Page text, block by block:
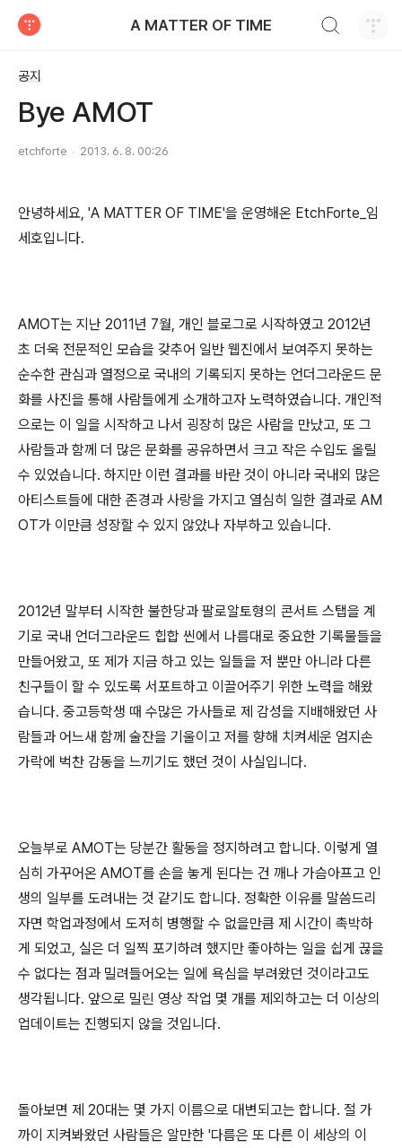
A MATTER OF TIME
공지
Bye AMOT
etchforte 2013. 6. 8. 00:26
안녕하세요, 'A MATTER OF TIME'을 운영해온 EtchForte_임
세호입니다.
AMOT는 지난 2011년 7월, 개인 블로그로 시작하였고 2012년
초 더욱 전문적인 모습을 갖추어 일반 웹진에서 보여주지 못하는
순수한 관심과 열정으로 국내의 기록되지 못하는 언더그라운드 문
화를 사진을 통해 사람들에게 소개하고자 노력하였습니다. 개인적
으로는 이 일을 시작하고 나서 굉장히 많은 사람을 만났고, 또 그
사람들과 함께 더 많은 문화를 공유하면서 크고 작은 수입도 올릴
수 있었습니다. 하지만 이런 결과를 바란 것이 아니라 국내외 많은
아티스트들에 대한 존경과 사랑을 가지고 열심히 일한 결과로 AM
OT가 이만큼 성장할 수 있지 않았나 자부하고 있습니다.
2012년 말부터 시작한 불한당과 팔로알토형의 콘서트 스탭을 계
기로 국내 언더그라운드 힙합 씬에서 나름대로 중요한 기록물들을
만들어왔고, 또 제가 지금 하고 있는 일들을 저 뿐만 아니라 다른
친구들이 할 수 있도록 서포트하고 이끌어주기 위한 노력을 해왔
습니다. 중고등학생 때 수많은 가사들로 제 감성을 지배해왔던 사
람들과 어느새 함께 술잔을 기울이고 저를 향해 치켜세운 엄지손
가락에 벅찬 감동을 느끼기도 했던 것이 사실입니다.
오늘부로 AMOT는 당분간 활동을 정지하려고 합니다. 이렇게 열
심히 가꾸어온 AMOT를 손을 놓게 된다는 건 깨나 가슴아프고 인
생의 일부를 도려내는 것 같기도 합니다. 정확한 이유를 말씀드리
자면 학업과정에서 도저히 병행할 수 없을만큼 제 시간이 촉박하
게 되었고, 실은 더 일찍 포기하려 했지만 좋아하는 일을 쉽게 끊을
수 없다는 점과 밀려들어오는 일에 욕심을 부려왔던 것이라고도
생각됩니다. 앞으로 밀린 영상 작업 몇 개를 제외하고는 더 이상의
업데이트는 진행되지 않을 것입니다.
돌아보면 제 20대는 몇 가지 이름으로 대변되고는 합니다. 절 가
까이 지켜봐왔던 사람들은 알만한 '다름은 또 다른 이 세상의 이